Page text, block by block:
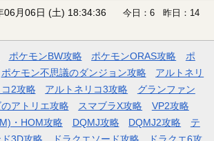
06月06日 (土) 18:34:36
今日：6 昨日：14
ポケモンBW攻略 ポケモンORAS攻略
ポ
ポケモン不思議のダンジョン攻略
アルトネリ
2攻略 アルトネリコ3攻略
グランファン
のアトリエ攻略 スマブラX攻略
VP2攻略
・HOM攻略
DQMJ攻略 DQMJ2攻略
テ